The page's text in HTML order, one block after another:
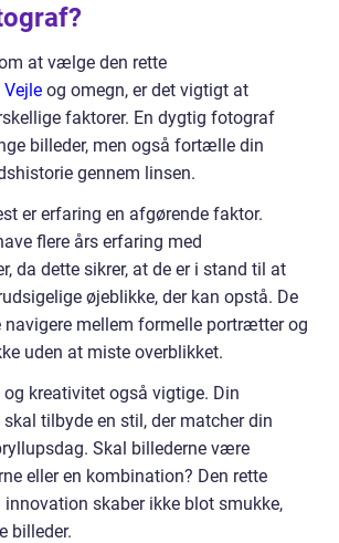
at vælge den rette
og omegn, er det vigtigt at
faktorer. En dygtig fotograf
billeder, men også fortælle din
gennem linsen.
er erfaring en afgørende faktor.
flere års erfaring med
da dette sikrer, at de er i stand til at
øjeblikke, der kan opstå. De
navigere mellem formelle portrætter og
uden at miste overblikket.
og kreativitet også vigtige. Din
tilbyde en stil, der matcher din
Skal billederne være
eller en kombination? Den rette
innovation skaber ikke blot smukke,
billeder.